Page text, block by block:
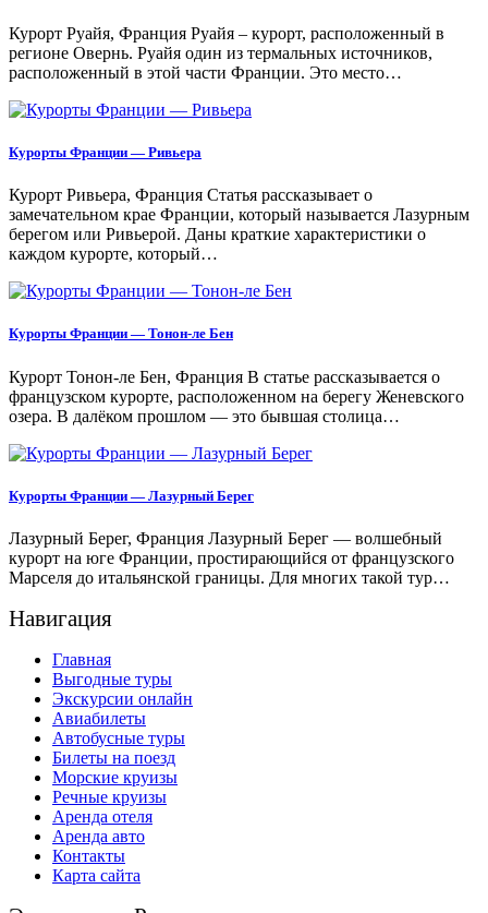
Курорт Руайя, Франция Руайя – курорт, расположенный в
регионе Овернь. Руайя один из термальных источников,
расположенный в этой части Франции. Это место…
Курорты Франции — Ривьера
Курорт Ривьера, Франция Статья рассказывает о
замечательном крае Франции, который называется Лазурным
берегом или Ривьерой. Даны краткие характеристики о
каждом курорте, который…
Курорты Франции — Тонон-ле Бен
Курорт Тонон-ле Бен, Франция В статье рассказывается о
французском курорте, расположенном на берегу Женевского
озера. В далёком прошлом — это бывшая столица…
Курорты Франции — Лазурный Берег
Лазурный Берег, Франция Лазурный Берег — волшебный
курорт на юге Франции, простирающийся от французского
Марселя до итальянской границы. Для многих такой тур…
Навигация
Главная
Выгодные туры
Экскурсии онлайн
Авиабилеты
Автобусные туры
Билеты на поезд
Морские круизы
Речные круизы
Аренда отеля
Аренда авто
Контакты
Карта сайта